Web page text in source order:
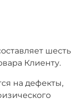
шесть
Клиенту.
на дефекты,